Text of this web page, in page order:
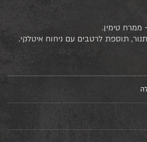
טימין.
תוספת לרטבים עם ניחוח איטלקי.